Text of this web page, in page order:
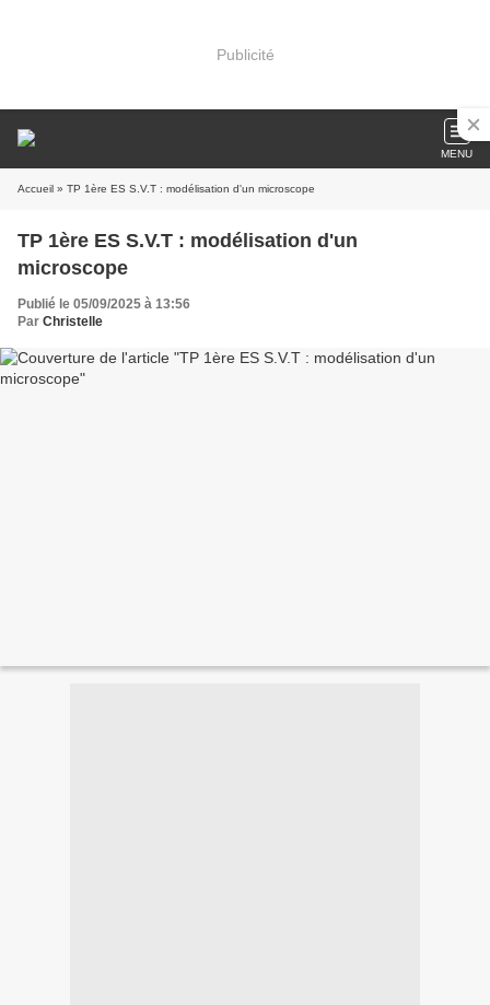
Publicité
MENU
Accueil » TP 1ère ES S.V.T : modélisation d'un microscope
TP 1ère ES S.V.T : modélisation d'un
microscope
Publié le 05/09/2025 à 13:56
Par Christelle